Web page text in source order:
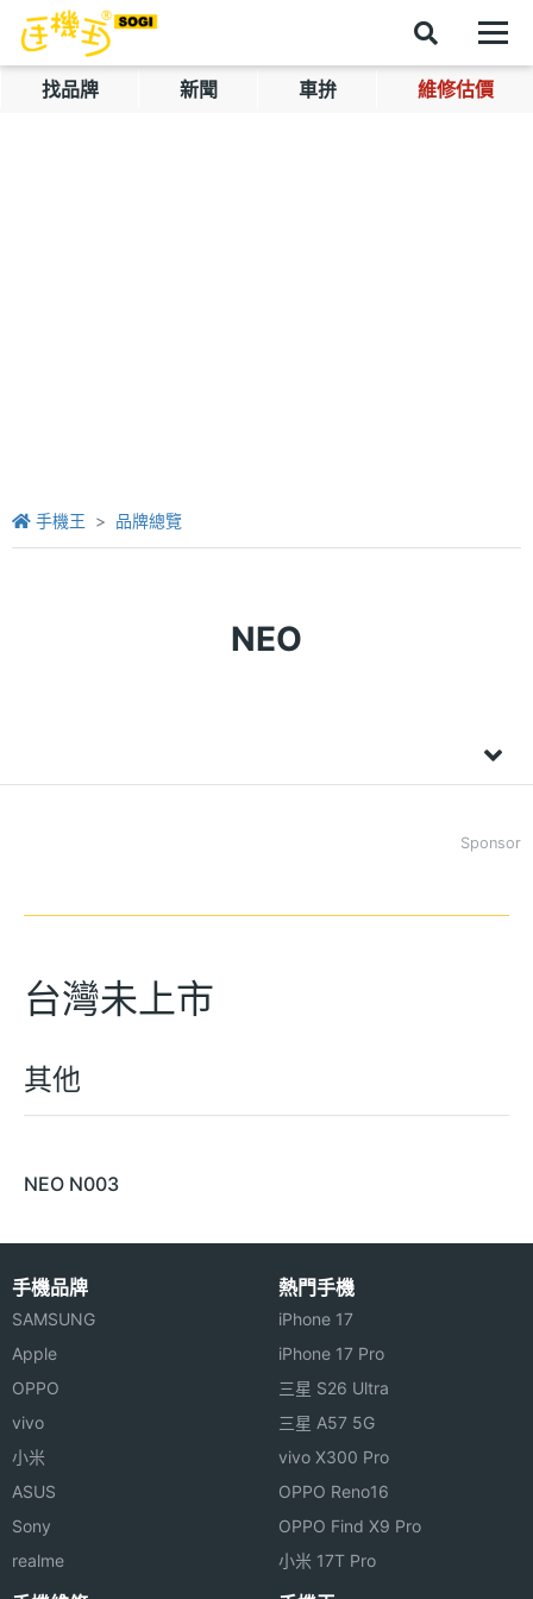
找品牌 新聞 車拚 維修估價
手機王 品牌總覽
NEO
Sponsor
台灣未上市
其他
NEO N003
手機品牌
SAMSUNG
Apple
OPPO
vivo
小米
ASUS
Sony
realme
熱門手機
iPhone 17
iPhone 17 Pro
三星 S26 Ultra
三星 A57 5G
vivo X300 Pro
OPPO Reno16
OPPO Find X9 Pro
小米 17T Pro